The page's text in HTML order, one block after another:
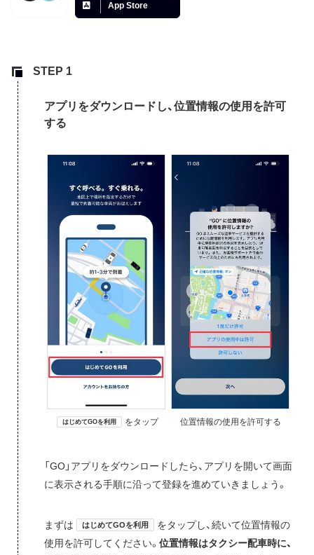
App Store
アプリをダウンロードし、位置情報の使用を許可
する
はじめてGOを利用 をタップ 位置情報の使用を許可する
「GO」アプリをダウンロードしたら、アプリを開いて画面
に表示される手順に沿って登録を進めていきましょう。
まずは はじめてGOを利用
をタップし、続いて位置情報の
使用を許可してください。 位置情報はタクシー配車時に、